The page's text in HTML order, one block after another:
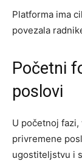
Platforma ima
povezala
Početni
poslovi
U početnoj
privremene
ugostiteljstvu i